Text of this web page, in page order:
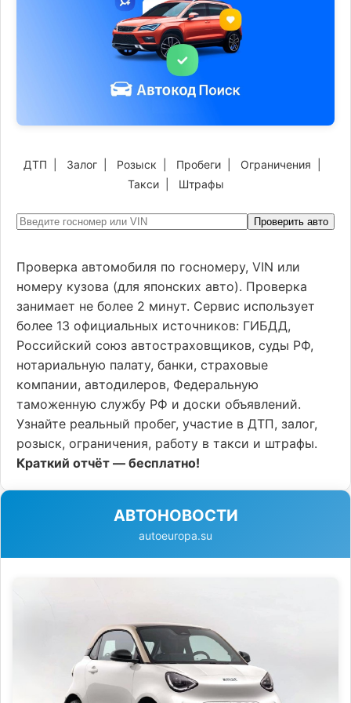
ДТП Залог Розыск Пробеги Ограничения
Такси| Штрафы
Проверить авто
Проверка автомобиля по госномеру, VIN или
номеру кузова (для японских авто). Проверка
занимает не более 2 минут. Сервис использует
более 13 официальных источников: ГИБДД,
Российский союз автостраховщиков, суды РФ,
нотариальную палату, банки, страховые
компании, автодилеров, Федеральную
таможенную службу РФ и доски объявлений.
Узнайте реальный пробег, участие в ДТП, залог,
розыск, ограничения, работу в такси и штрафы.
Краткий отчёт — бесплатно!
АВТОНОВОСТИ
autoeuropa.su